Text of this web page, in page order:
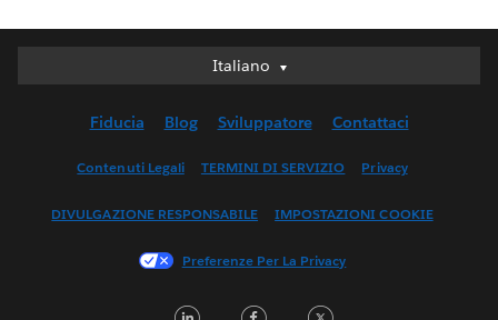
Italiano
Italiano
English (UK)
Français (Canada)
한국어
Fiducia Blog Sviluppatore Contattaci
Contenuti Legali TERMINI DI SERVIZIO Privacy
DIVULGAZIONE RESPONSABILE IMPOSTAZIONI COOKIE
Preferenze Per La Privacy